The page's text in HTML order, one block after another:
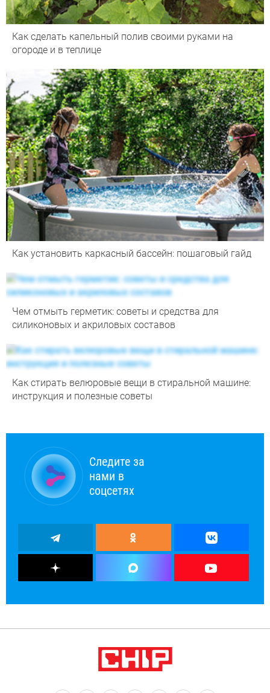
Как сделать капельный полив своими руками на
огороде и в теплице
Как установить каркасный бассейн: пошаговый гайд
Чем отмыть герметик: советы и средства для
силиконовых и акриловых составов
Как стирать велюровые вещи в стиральной машине:
инструкция и полезные советы
Следите за
нами в
соцсетях